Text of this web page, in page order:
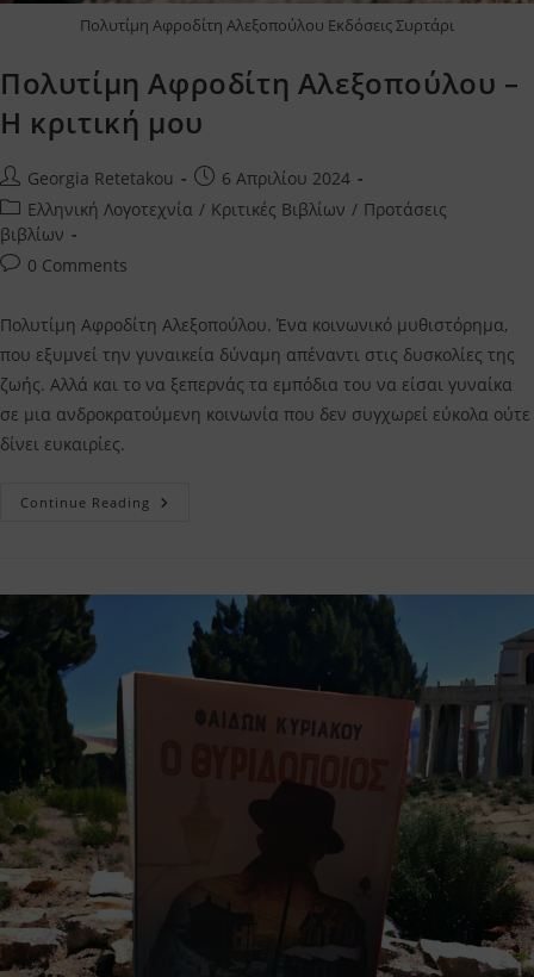
Πολυτίμη Αφροδίτη Αλεξοπούλου Εκδόσεις Συρτάρι
Πολυτίμη Αφροδίτη Αλεξοπούλου –
Η κριτική μου
Post
author:
Georgia Retetakou
Post
published:
6 Απριλίου 2024
Post
category:
Ελληνική Λογοτεχνία / Κριτικές Βιβλίων / Προτάσεις
βιβλίων
Post0 Comments
Πολυτίμη Αφροδίτη Αλεξοπούλου. Ένα κοινωνικό μυθιστόρημα,
που εξυμνεί την γυναικεία δύναμη απέναντι στις δυσκολίες της
ζωής. Αλλά και το να ξεπερνάς τα εμπόδια του να είσαι γυναίκα
σε μια ανδροκρατούμενη κοινωνία που δεν συγχωρεί εύκολα ούτε
δίνει ευκαιρίες.
Continue Reading Πολυτίμη
Μου